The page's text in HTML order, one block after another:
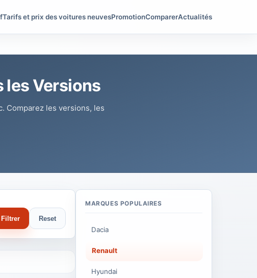
Tarifs et prix des voitures neuvesPromotionComparerActualités
les Versions
Comparez les versions, les
Filtrer Reset
MARQUES POPULAIRES
Dacia
Renault
Hyundai